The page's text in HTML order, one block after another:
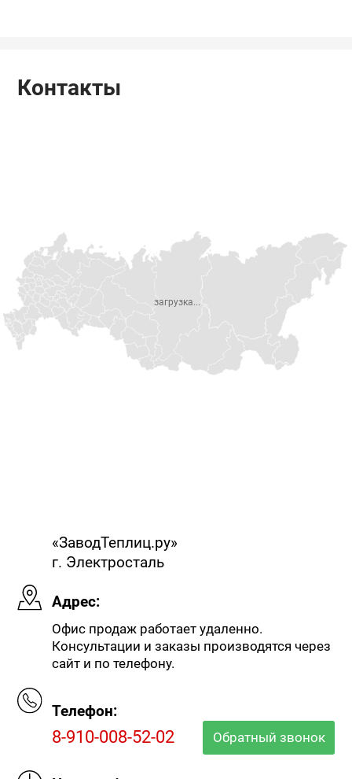
Контакты
«ЗаводТеплиц.ру»
г. Электросталь
Адрес:
Офис продаж работает удаленно.
Консультации и заказы производятся через
сайт и по телефону.
Телефон:
8-910-008-52-02 Обратный звонок
загрузка...